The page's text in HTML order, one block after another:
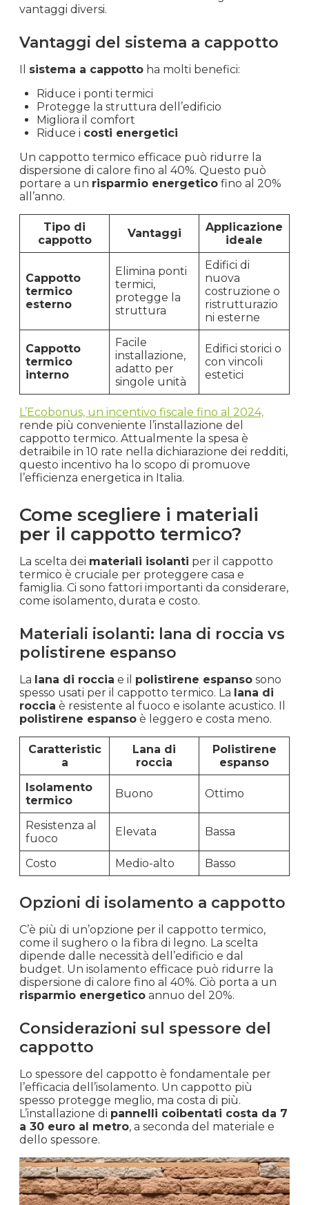
vantaggi diversi.
Vantaggi del sistema a cappotto
Il sistema a cappotto ha molti benefici:
Riduce i ponti termici
Protegge la struttura dell’edificio
Migliora il comfort
Riduce i costi energetici
Un cappotto termico efficace può ridurre la
dispersione di calore fino al 40%. Questo può
portare a un risparmio energetico fino al 20%
all’anno.
Tipo di
cappotto
Vantaggi
Applicazione
ideale
Cappotto
termico
esterno
Elimina ponti
termici,
protegge la
struttura
Edifici di
nuova
costruzione o
ristrutturazio
ni esterne
Cappotto
termico
interno
Facile
installazione,
adatto per
singole unità
Edifici storici o
con vincoli
estetici
L’Ecobonus, un incentivo fiscale fino al 2024,
rende più conveniente l’installazione del
cappotto termico. Attualmente la spesa è
detraibile in 10 rate nella dichiarazione dei redditi,
questo incentivo ha lo scopo di promuove
l’efficienza energetica in Italia.
Come scegliere i materiali
per il cappotto termico?
La scelta dei materiali isolanti per il cappotto
termico è cruciale per proteggere casa e
famiglia. Ci sono fattori importanti da considerare,
come isolamento, durata e costo.
Materiali isolanti: lana di roccia vs
polistirene espanso
La lana di roccia e il polistirene espanso sono
spesso usati per il cappotto termico. La lana di
roccia è resistente al fuoco e isolante acustico. Il
polistirene espanso è leggero e costa meno.
Caratteristic
a
Lana di
roccia
Polistirene
espanso
Isolamento
termico
Buono Ottimo
Resistenza al
fuoco
Elevata Bassa
Costo Medio-alto Basso
Opzioni di isolamento a cappotto
C’è più di un’opzione per il cappotto termico,
come il sughero o la fibra di legno. La scelta
dipende dalle necessità dell’edificio e dal
budget. Un isolamento efficace può ridurre la
dispersione di calore fino al 40%. Ciò porta a un
risparmio energetico annuo del 20%.
Considerazioni sul spessore del
cappotto
Lo spessore del cappotto è fondamentale per
l’efficacia dell’isolamento. Un cappotto più
spesso protegge meglio, ma costa di più.
L’installazione di pannelli coibentati costa da 7
a 30 euro al metro, a seconda del materiale e
dello spessore.